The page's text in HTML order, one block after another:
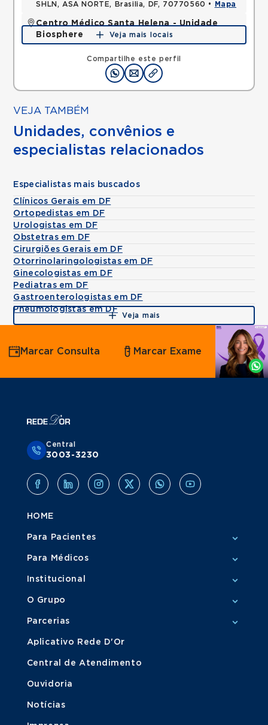
Compartilhe este perfil
SHLN, ASA NORTE, Brasilia, DF, 70770560 • Mapa
Centro Médico Santa Helena - Unidade
Biosphere
SHLN, ASA NORTE, Brasilia, DF, 70770560 •Mapa
Veja mais locais
VEJA TAMBÉM
Unidades, convênios e
especialistas relacionados
Especialistas mais buscados
Clínicos Gerais em DF
Ortopedistas em DF
Urologistas em DF
Obstetras em DF
Cirurgiões Gerais em DF
Otorrinolaringologistas em DF
Ginecologistas em DF
Pediatras em DF
Gastroenterologistas em DF
Pneumologistas em DF
Veja mais
Agende
por
Whatsapp
Marcar Consulta Marcar Exame
Central
3003-3230
HOME
Para Pacientes
Para Médicos
Institucional
O Grupo
Parcerias
Aplicativo Rede D'Or
Central de Atendimento
Ouvidoria
Notícias